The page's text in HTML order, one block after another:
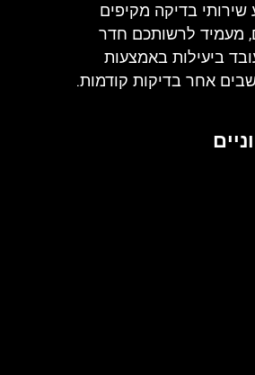
שירותי בדיקה מקיפים
מעמיד לרשותכם חדר
ביעילות באמצעות
אחר בדיקות קודמות.